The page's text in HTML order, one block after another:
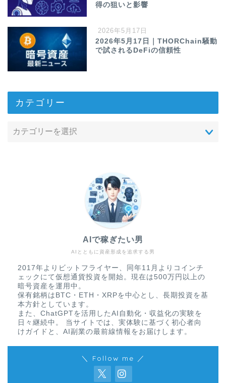
得の狙いと影響
2026年5月17日
2026年5月17日｜THORChain騒動
で試されるDeFiの信頼性
カテゴリー
AIとともに資産形成を追求する男
AIで稼ぎたい男
2017年よりビットフライヤー、同年11月よりコインチ
ェックにて仮想通貨投資を開始。現在は500万円以上の
暗号資産を運用中。
保有銘柄はBTC・ETH・XRPを中心とし、長期投資を基
本方針としています。
また、ChatGPTを活用したAI自動化・収益化の実験を
日々継続中。 当サイトでは、実体験に基づく初心者向
けガイドと、AI副業の最前線情報をお届けします。
＼ Follow me ／